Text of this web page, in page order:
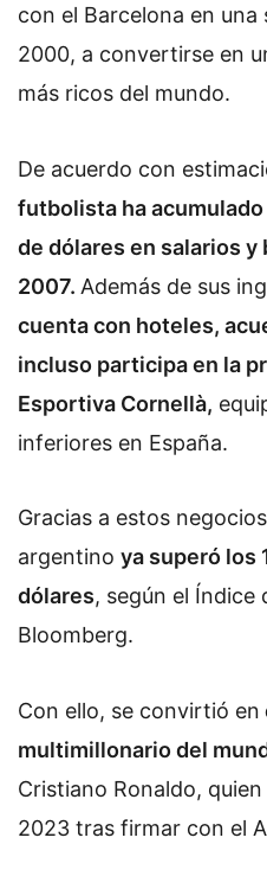
con el Barcelona en una
2000, a convertirse en
más ricos del mundo.
De acuerdo con
futbolista ha
de dólares en salarios
2007. Además de sus
cuenta con hoteles,
incluso participa en la
Esportiva Cornellà,
inferiores en España.
Gracias a estos
argentino ya superó los
dólares, según el Índice
Bloomberg.
Con ello, se convirtió en
multimillonario del
Cristiano Ronaldo,
2023 tras firmar con el